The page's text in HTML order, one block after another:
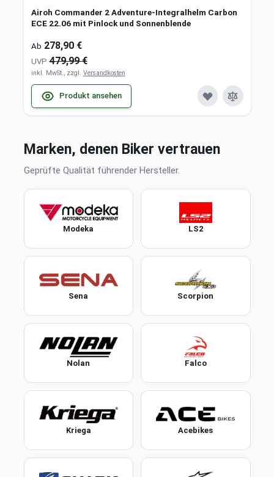
Airoh Commander 2 Adventure-Integralhelm Carbon
ECE 22.06 mit Pinlock und Sonnenblende
Ab 278,90 €
UVP 479,99 €
inkl. MwSt., zzgl. Versandkosten
Produkt ansehen
Marken, denen Biker vertrauen
Geprüfte Qualität führender Hersteller.
Modeka LS2
Sena Scorpion
Nolan Falco
Kriega Acebikes